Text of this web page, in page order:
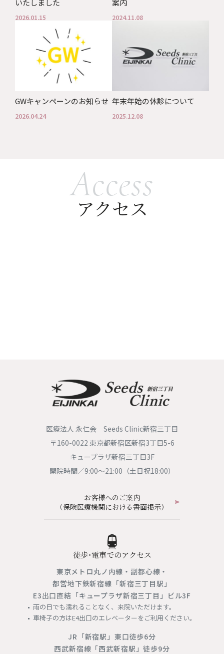
いたしました
2026.01.15
案内
2024.11.08
GWキャンペーンのお知らせ
2026.04.24
年末年始の休診について
2025.12.08
Access
アクセス
医療法人 永仁会 Seeds Clinic新宿三丁目
〒160-0022 東京都新宿区新宿3丁目5-6
キュープラザ新宿三丁目3F
開院時間／9:00〜21:00（土日祝18:00）
お客様へのご案内
（保険医療機関における書面掲示）
徒歩・電車でのアクセス
東京メトロ丸ノ内線・副都心線・
都営地下鉄新宿線「新宿三丁目駅」
E3出口直結「キュープラザ新宿三丁目」ビル3F
雨の日でも濡れることなく、来院いただけます。
車椅子の方はE4出口のエレベーターをご利用ください。
JR「新宿駅」東口徒歩6分
西武新宿線「西武新宿駅」徒歩9分